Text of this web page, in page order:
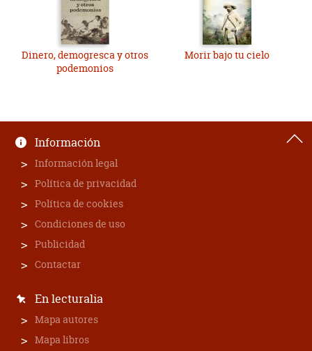
Dinero, demogresca y otros
podemonios
Morir bajo tu cielo
Información
Información legal
Política de privacidad
Política de cookies
Condiciones de uso
Publicidad
Contactar
En lecturalia
Mapa autores
Mapa libros